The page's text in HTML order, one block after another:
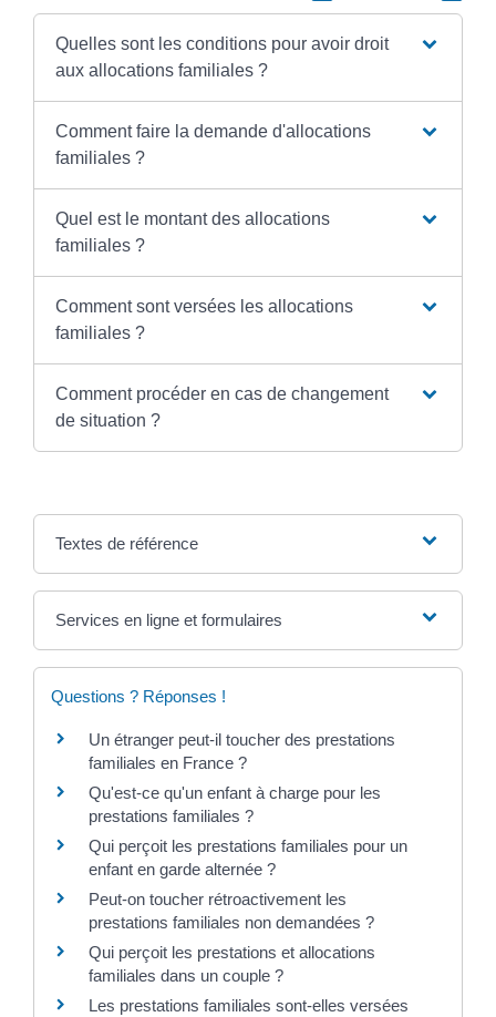
Quelles sont les conditions pour avoir droit
aux allocations familiales ?
Comment faire la demande d'allocations
familiales ?
Quel est le montant des allocations
familiales ?
Comment sont versées les allocations
familiales ?
Comment procéder en cas de changement
de situation ?
Textes de référence
Services en ligne et formulaires
Questions ? Réponses !
Un étranger peut-il toucher des prestations
familiales en France ?
Qu'est-ce qu'un enfant à charge pour les
prestations familiales ?
Qui perçoit les prestations familiales pour un
enfant en garde alternée ?
Peut-on toucher rétroactivement les
prestations familiales non demandées ?
Qui perçoit les prestations et allocations
familiales dans un couple ?
Les prestations familiales sont-elles versées